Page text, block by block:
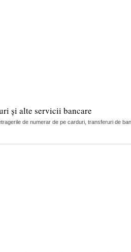
și alte servicii bancare
de numerar de pe carduri, transferuri de